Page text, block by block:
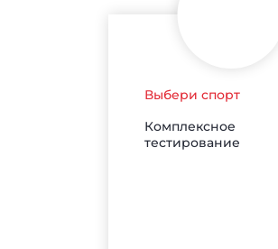
Выбери спорт
Комплексное
тестирование